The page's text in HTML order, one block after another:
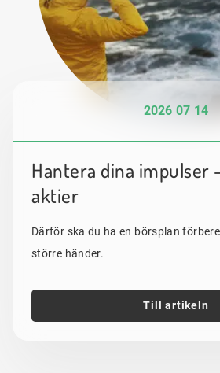
2026 07 14
Hantera dina impulser
aktier
Därför ska du ha en börsplan
större händer.
Till artikeln